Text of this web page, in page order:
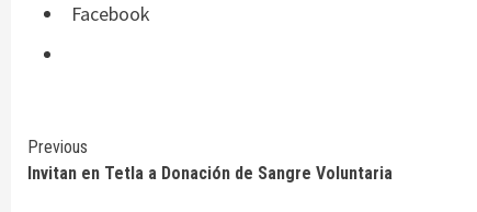
Facebook
Continue
Reading
Previous
Invitan en Tetla a Donación de Sangre Voluntaria